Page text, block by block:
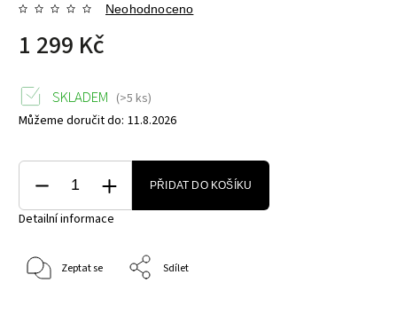
Neohodnoceno
1 299 Kč
SKLADEM (>5 ks)
Můžeme doručit do: 11.8.2026
PŘIDAT DO KOŠÍKU
Detailní informace
Zeptat se Sdílet